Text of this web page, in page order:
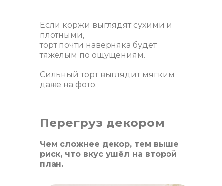
Если коржи выглядят сухими и
плотными,
торт почти наверняка будет
тяжёлым по ощущениям.
Сильный торт выглядит мягким
даже на фото.
Перегруз декором
Чем сложнее декор, тем выше
риск, что вкус ушёл на второй
план.